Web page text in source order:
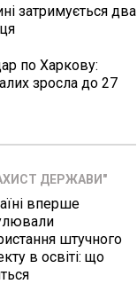
затримується два
по Харкову:
зросла до 27
ДЕРЖАВИ"
вперше
штучного
в освіті: що